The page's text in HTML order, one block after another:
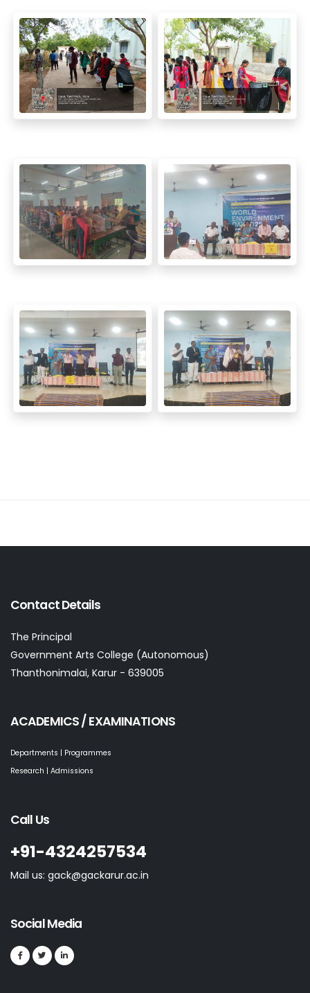
Contact Details
The Principal
Government Arts College (Autonomous)
Thanthonimalai, Karur - 639005
ACADEMICS / EXAMINATIONS
Departments | Programmes
Research | Admissions
Call Us
+91-4324257534
Mail us: gack@gackarur.ac.in
Social Media